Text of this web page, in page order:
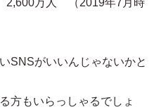
万人 （2019年7月時
SNSがいいんじゃないかと
方もいらっしゃるでしょ